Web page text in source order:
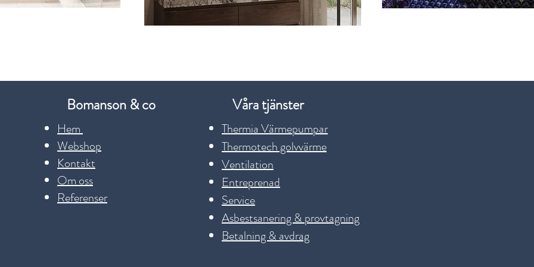
Bomanson & co
Hem
Webshop
Kontakt
Om oss
Referenser
Våra tjänster
Thermia Värmepumpar
Thermotech golvvärme
Ventilation
Entreprenad
Service
Asbestsanering & provtagning
Betalning & avdrag